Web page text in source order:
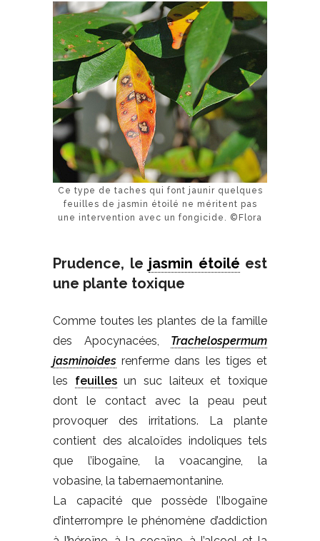
Ce type de taches qui font jaunir quelques
feuilles de jasmin étoilé ne méritent pas
une intervention avec un fongicide. ©Flora
Prudence, le jasmin étoilé est
une plante toxique
Comme toutes les plantes de la famille
des Apocynacées, Trachelospermum
jasminoides renferme dans les tiges et
les feuillesun suc laiteux et toxique
dont le contact avec la peau peut
provoquer des irritations. La plante
contient des alcaloïdes indoliques tels
que l’ibogaïne, la voacangine, la
vobasine, la tabernaemontanine.
La capacité que possède l’Ibogaïne
d’interrompre le phénomène d’addiction